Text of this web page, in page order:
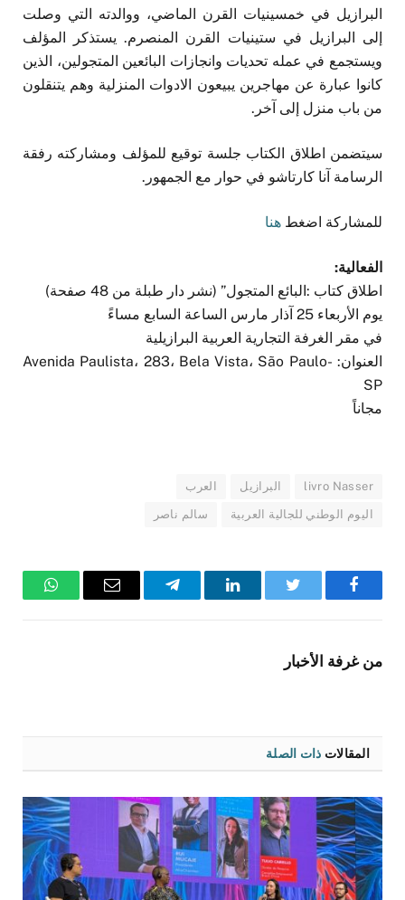
البرازيل في خمسينيات القرن الماضي، ووالدته التي وصلت
إلى البرازيل في ستينيات القرن المنصرم. يستذكر المؤلف
ويستجمع في عمله تحديات وانجازات البائعين المتجولين، الذين
كانوا عبارة عن مهاجرين يبيعون الادوات المنزلية وهم يتنقلون
من باب منزل إلى آخر.
سيتضمن اطلاق الكتاب جلسة توقيع للمؤلف ومشاركته رفقة
الرسامة آنا كارتاشو في حوار مع الجمهور.
للمشاركة اضغط هنا
الفعالية:
اطلاق كتاب :البائع المتجول” (نشر دار طبلة من 48 صفحة)
يوم الأربعاء 25 آذار مارس الساعة السابع مساءً
في مقر الغرفة التجارية العربية البرازيلية
العنوان: Avenida Paulista، 283، Bela Vista، São Paulo-
SP
مجاناً
livro Nasser البرازيل العرب
اليوم الوطني للجالية العربية سالم ناصر
فيسبوك تويتر لينكدإن تيلقرام
البريد
واتساب
من غرفة الأخبار
المقالات ذات الصلة